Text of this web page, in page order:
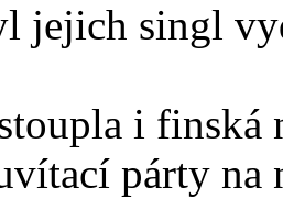
jejich singl
i finská
párty na